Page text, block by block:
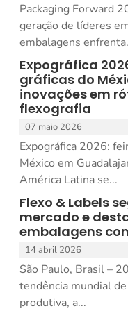
Packaging Forward
geração de líderes
embalagens
Expográfica
gráficas do
inovações em
flexografia
07 maio 2026
Expográfica 2026:
México em
América Latina se...
Flexo & Labels
mercado e
embalagens
14 abril 2026
São Paulo, Brasil –
tendência mundial
produtiva, a...